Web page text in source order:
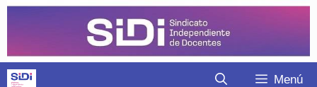
Saltar
Menú